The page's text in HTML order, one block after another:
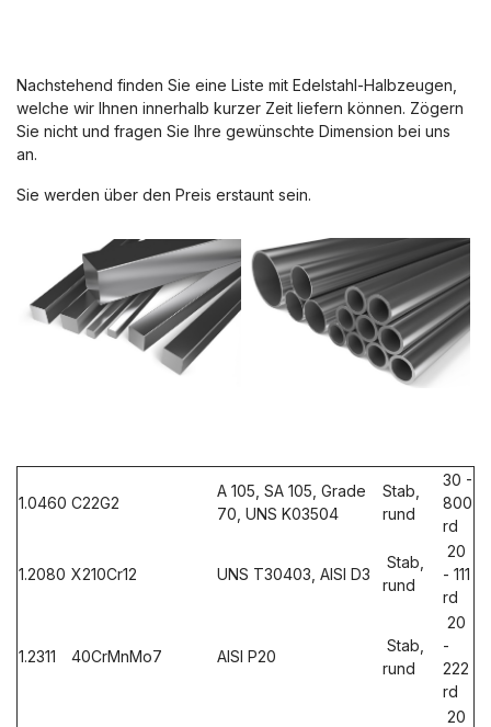
Nachstehend finden Sie eine Liste mit Edelstahl-Halbzeugen,
welche wir Ihnen innerhalb kurzer Zeit liefern können. Zögern
Sie nicht und fragen Sie Ihre gewünschte Dimension bei uns
an.
Sie werden über den Preis erstaunt sein.
1.0460 C22G2
A 105, SA 105, Grade
70, UNS K03504
Stab,
rund
30 -
800
rd
1.2080 X210Cr12 UNS T30403, AISI D3
Stab,
rund
20
- 111
rd
1.2311 40CrMnMo7 AISI P20
Stab,
rund
20
-
222
rd
20